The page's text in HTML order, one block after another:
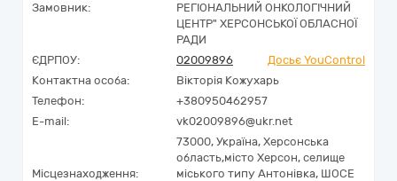
Замовник:
РЕГІОНАЛЬНИЙ ОНКОЛОГІЧНИЙ
ЦЕНТР" ХЕРСОНСЬКОЇ ОБЛАСНОЇ
РАДИ
ЄДРПОУ:
02009896
Досьє YouControl
Контактна особа:
Вікторія Кожухарь
Телефон:
+380950462957
E-mail:
vk02009896@ukr.net
Місцезнаходження:
73000, Україна, Херсонська
область,місто Херсон, селище
міського типу Антонівка, ШОСЕ